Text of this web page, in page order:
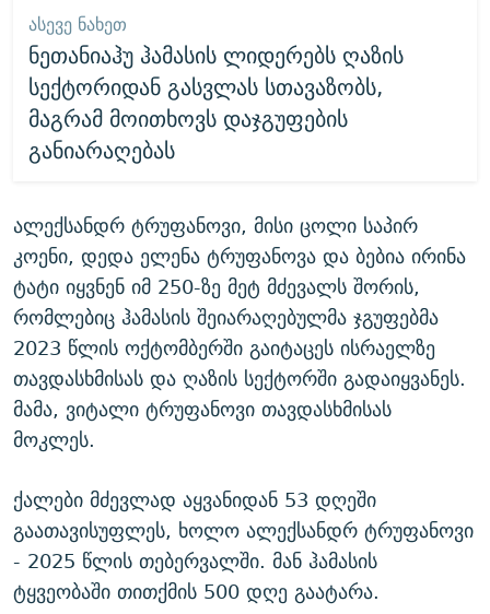
ᲐᲡᲔᲕᲔ ᲜᲐᲮᲔᲗ
ნეთანიაჰუ ჰამასის ლიდერებს ღაზის
სექტორიდან გასვლას სთავაზობს,
მაგრამ მოითხოვს დაჯგუფების
განიარაღებას
ალექსანდრ ტრუფანოვი, მისი ცოლი საპირ
კოენი, დედა ელენა ტრუფანოვა და ბებია ირინა
ტატი იყვნენ იმ 250-ზე მეტ მძევალს შორის,
რომლებიც ჰამასის შეიარაღებულმა ჯგუფებმა
2023 წლის ოქტომბერში გაიტაცეს ისრაელზე
თავდასხმისას და ღაზის სექტორში გადაიყვანეს.
მამა, ვიტალი ტრუფანოვი თავდასხმისას
მოკლეს.
ქალები მძევლად აყვანიდან 53 დღეში
გაათავისუფლეს, ხოლო ალექსანდრ ტრუფანოვი
- 2025 წლის თებერვალში. მან ჰამასის
ტყვეობაში თითქმის 500 დღე გაატარა.